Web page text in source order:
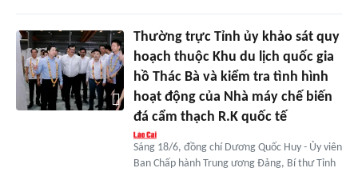
Thường trực Tỉnh ủy khảo sát quy
hoạch thuộc Khu du lịch quốc gia
hồ Thác Bà và kiểm tra tình hình
hoạt động của Nhà máy chế biến
đá cẩm thạch R.K quốc tế
Sáng 18/6, đồng chí Dương Quốc Huy - Ủy viên
Ban Chấp hành Trung ương Đảng, Bí thư Tỉnh